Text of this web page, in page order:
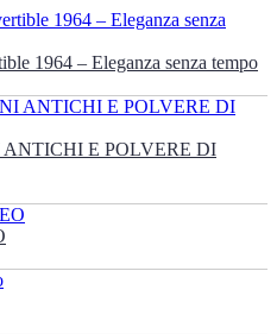
1964 – Eleganza senza tempo
ANTICHI E POLVERE DI